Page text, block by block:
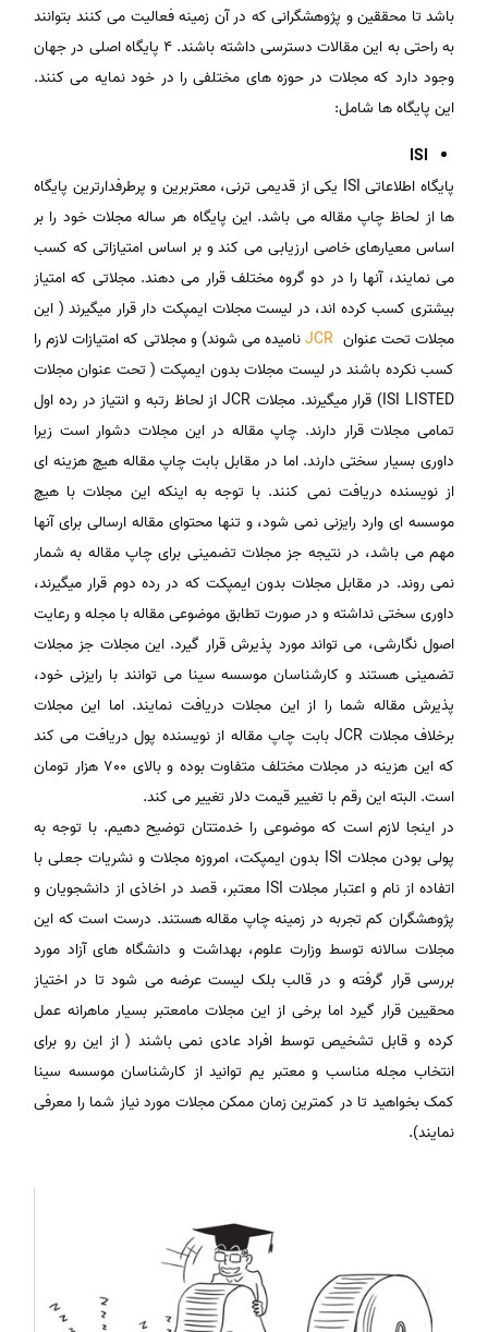
باشد تا محققین و پژوهشگرانی که در آن زمینه فعالیت می کنند بتوانند
به راحتی به این مقالات دسترسی داشته باشند. 4 پایگاه اصلی در جهان
وجود دارد که مجلات در حوزه های مختلفی را در خود نمایه می کنند.
این پایگاه ها شامل:
ISI
پایگاه اطلاعاتی ISI یکی از قدیمی ترنی، معتربرین و پرطرفدارترین پایگاه
ها از لحاظ چاپ مقاله می باشد. این پایگاه هر ساله مجلات خود را بر
اساس معیارهای خاصی ارزیابی می کند و بر اساس امتیازاتی که کسب
می نمایند، آنها را در دو گروه مختلف قرار می دهند. مجلاتی که امتیاز
بیشتری کسب کرده اند، در لیست مجلات ایمپکت دار قرار میگیرند ( این
مجلات تحت عنوان
نامیده می شوند) و مجلاتی که امتیازات لازم را
کسب نکرده باشند در لیست مجلات بدون ایمپکت ( تحت عنوان مجلات
ISI LISTED) قرار میگیرند. مجلات JCR از لحاظ رتبه و انتیاز در رده اول
تمامی مجلات قرار دارند. چاپ مقاله در این مجلات دشوار است زیرا
داوری بسیار سختی دارند. اما در مقابل بابت چاپ مقاله هیچ هزینه ای
از نویسنده دریافت نمی کنند. با توجه به اینکه این مجلات با هیچ
موسسه ای وارد رایزنی نمی شود، و تنها محتوای مقاله ارسالی برای آنها
مهم می باشد، در نتیجه جز مجلات تضمینی برای چاپ مقاله به شمار
نمی روند. در مقابل مجلات بدون ایمپکت که در رده دوم قرار میگیرند،
داوری سختی نداشته و در صورت تطابق موضوعی مقاله با مجله و رعایت
اصول نگارشی، می تواند مورد پذیرش قرار گیرد. این مجلات جز مجلات
تضمینی هستند و کارشناسان موسسه سینا می توانند با رایزنی خود،
پذیرش مقاله شما را از این مجلات دریافت نمایند. اما این مجلات
برخلاف مجلات JCR بابت چاپ مقاله از نویسنده پول دریافت می کند
که این هزینه در مجلات مختلف متفاوت بوده و بالای 700 هزار تومان
است. البته این رقم با تغییر قیمت دلار تغییر می کند.
در اینجا لازم است که موضوعی را خدمتتان توضیح دهیم. با توجه به
پولی بودن مجلات ISI بدون ایمپکت، امروزه مجلات و نشریات جعلی با
اتفاده از نام و اعتبار مجلات ISI معتبر، قصد در اخاذی از دانشجویان و
پژوهشگران کم تجربه در زمینه چاپ مقاله هستند. درست است که این
مجلات سالانه توسط وزارت علوم، بهداشت و دانشگاه های آزاد مورد
بررسی قرار گرفته و در قالب بلک لیست عرضه می شود تا در اختیاز
محقیین قرار گیرد اما برخی از این مجلات مامعتبر بسیار ماهرانه عمل
کرده و قابل تشخیص توسط افراد عادی نمی باشند ( از این رو برای
انتخاب مجله مناسب و معتبر یم توانید از کارشناسان موسسه سینا
کمک بخواهید تا در کمترین زمان ممکن مجلات مورد نیاز شما را معرفی
نمایند).